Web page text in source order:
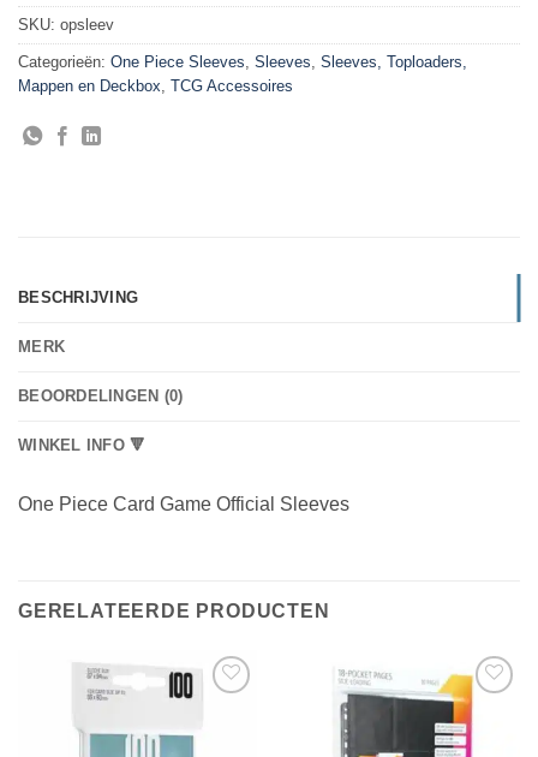
SKU: opsleev
Categorieën: One Piece Sleeves, Sleeves, Sleeves, Toploaders,
Mappen en Deckbox, TCG Accessoires
BESCHRIJVING
MERK
BEOORDELINGEN (0)
WINKEL INFO 🔻
One Piece Card Game Official Sleeves
GERELATEERDE PRODUCTEN